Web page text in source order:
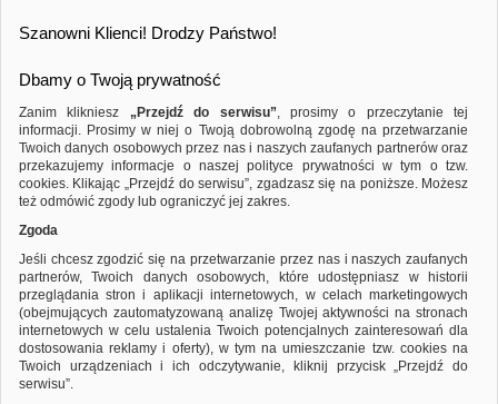
Wyposażenie biura
Akcesoria montażowe
temp. -40/80, czarne
Porównaj produkt: Opaski zaciskowe/trytytki DONAU
Szanowni Klienci! Drodzy Państwo!
Dbamy o Twoją prywatność
Zanim klikniesz „Przejdź do serwisu”, prosimy o przeczytanie tej
informacji. Prosimy w niej o Twoją dobrowolną zgodę na przetwarzanie
Twoich danych osobowych przez nas i naszych zaufanych partnerów oraz
przekazujemy informacje o naszej polityce prywatności w tym o tzw.
cookies. Klikając „Przejdź do serwisu”, zgadzasz się na poniższe. Możesz
też odmówić zgody lub ograniczyć jej zakres.
Zgoda
Jeśli chcesz zgodzić się na przetwarzanie przez nas i naszych zaufanych
partnerów, Twoich danych osobowych, które udostępniasz w historii
przeglądania stron i aplikacji internetowych, w celach marketingowych
(obejmujących zautomatyzowaną analizę Twojej aktywności na stronach
internetowych w celu ustalenia Twoich potencjalnych zainteresowań dla
dostosowania reklamy i oferty), w tym na umieszczanie tzw. cookies na
Twoich urządzeniach i ich odczytywanie, kliknij przycisk „Przejdź do
serwisu”.